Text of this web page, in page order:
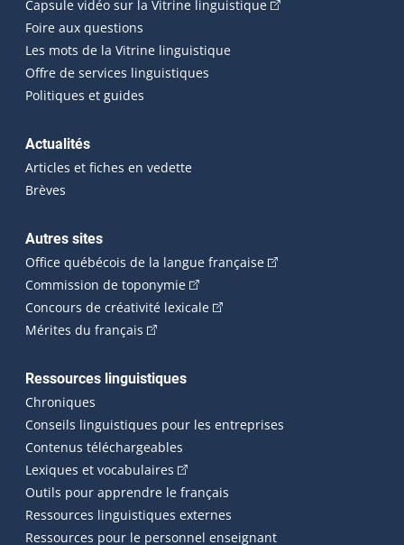
Capsule vidéo sur la Vitrine linguistique(Cet hyperlien
Foire aux questions
Les mots de la Vitrine linguistique
Offre de services linguistiques
Politiques et guides
Actualités
Articles et fiches en vedette
Brèves
Autres sites
Office québécois de la langue française(Cet hyperlien
Commission de toponymie(Cet hyperlien externe s'ouvrira
Concours de créativité lexicale(Cet hyperlien externe
Mérites du français (Cet hyperlien externe s'ouvrira dans une
Ressources linguistiques
Chroniques
Conseils linguistiques pour les entreprises
Contenus téléchargeables
Lexiques et vocabulaires (Cet hyperlien externe s'ouvrira
Outils pour apprendre le français
Ressources linguistiques externes
Ressources pour le personnel enseignant